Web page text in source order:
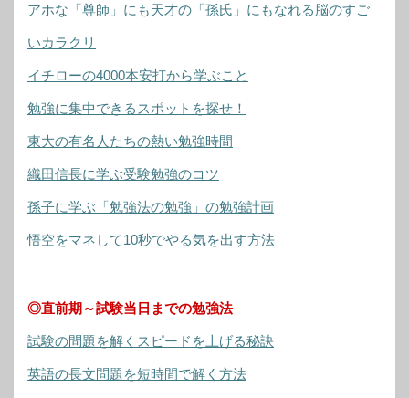
アホな「尊師」にも天才の「孫氏」にもなれる脳のすご
いカラクリ
イチローの4000本安打から学ぶこと
勉強に集中できるスポットを探せ！
東大の有名人たちの熱い勉強時間
織田信長に学ぶ受験勉強のコツ
孫子に学ぶ「勉強法の勉強」の勉強計画
悟空をマネして10秒でやる気を出す方法
◎直前期～試験当日までの勉強法
試験の問題を解くスピードを上げる秘訣
英語の長文問題を短時間で解く方法